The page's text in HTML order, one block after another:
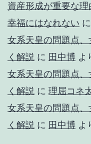
資産形成が重要な
幸福にはなれない に
女系天皇の問題点
く解説 に 田中博 よ
女系天皇の問題点
く解説 に 理屈コネ
女系天皇の問題点
く解説 に 田中博 よ